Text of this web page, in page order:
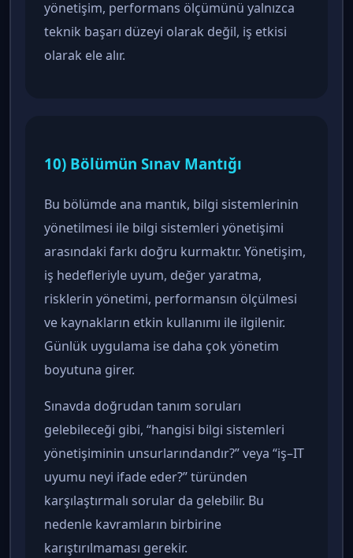
yönetişim, performans ölçümünü yalnızca
teknik başarı düzeyi olarak değil, iş etkisi
olarak ele alır.
10) Bölümün Sınav Mantığı
Bu bölümde ana mantık, bilgi sistemlerinin
yönetilmesi ile bilgi sistemleri yönetişimi
arasındaki farkı doğru kurmaktır. Yönetişim,
iş hedefleriyle uyum, değer yaratma,
risklerin yönetimi, performansın ölçülmesi
ve kaynakların etkin kullanımı ile ilgilenir.
Günlük uygulama ise daha çok yönetim
boyutuna girer.
Sınavda doğrudan tanım soruları
gelebileceği gibi, “hangisi bilgi sistemleri
yönetişiminin unsurlarındandır?” veya “iş–IT
uyumu neyi ifade eder?” türünden
karşılaştırmalı sorular da gelebilir. Bu
nedenle kavramların birbirine
karıştırılmaması gerekir.